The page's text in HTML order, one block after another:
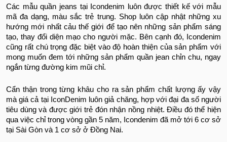
Các mẫu quần jeans tại Icondenim luôn được thiết kế với mẫu
mã đa dạng, màu sắc trẻ trung. Shop luôn cập nhật những xu
hướng mới nhất cảu thế giới để tạo nên những sản phẩm sáng
tạo, thay đổi diện mạo cho người mặc. Bên cạnh đó, Icondenim
cũng rất chú trọng đặc biệt vào độ hoàn thiện của sản phẩm với
mong muốn đem tới những sản phẩm quần jean chỉn chu, ngay
ngắn từng đường kim mũi chỉ.
Cẩn thận trong từng khâu cho ra sản phẩm chất lượng ấy vậy
mà giá cả tại IconDenim luôn giả chăng, hợp với đại đa số người
tiêu dùng và được giới trẻ đón nhận nồng nhiệt. Điều đó thể hiện
qua việc chỉ trong vòng gần 5 năm, Icondenim đã mở tới 6 cơ sở
tại Sài Gòn và 1 cơ sở ở Đồng Nai.